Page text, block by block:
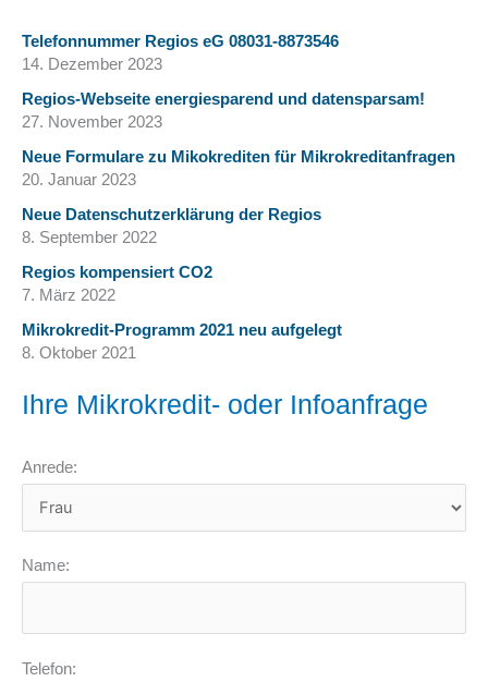
Telefonnummer Regios eG 08031-8873546
14. Dezember 2023
Regios-Webseite energiesparend und datensparsam!
27. November 2023
Neue Formulare zu Mikokrediten für Mikrokreditanfragen
20. Januar 2023
Neue Datenschutzerklärung der Regios
8. September 2022
Regios kompensiert CO2
7. März 2022
Mikrokredit-Programm 2021 neu aufgelegt
8. Oktober 2021
Ihre Mikrokredit- oder Infoanfrage
Anrede:
Name:
Telefon: